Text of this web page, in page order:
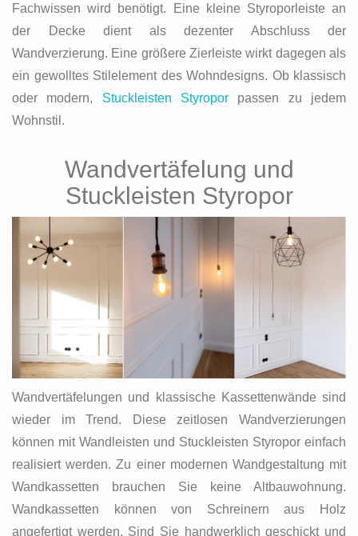
Fachwissen wird benötigt. Eine kleine Styroporleiste an
der Decke dient als dezenter Abschluss der
Wandverzierung. Eine größere Zierleiste wirkt dagegen als
ein gewolltes Stilelement des Wohndesigns. Ob klassisch
oder modern, Stuckleisten Styropor passen zu jedem
Wohnstil.
Wandvertäfelung und
Stuckleisten Styropor
Wandvertäfelungen und klassische Kassettenwände sind
wieder im Trend. Diese zeitlosen Wandverzierungen
können mit Wandleisten und Stuckleisten Styropor einfach
realisiert werden. Zu einer modernen Wandgestaltung mit
Wandkassetten brauchen Sie keine Altbauwohnung.
Wandkassetten können von Schreinern aus Holz
angefertigt werden. Sind Sie handwerklich geschickt und